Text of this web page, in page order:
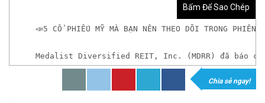
Bấm Để Sao Chép
📣5 CỔ PHIẾU MỸ MÀ BẠN NÊN THEO DÕI TRONG PHIÊN
Medalist Diversified REIT, Inc. (MDRR) đã báo
𝘟𝘦𝘮 𝘤𝘩𝘪 𝘵𝘪ế𝘵: https://chungkhoanforex.com/5-co-
Chia sẻ ngay!